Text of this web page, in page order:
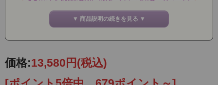
■この品はシルク100％で110～120グラムという単位で、インナーとし
て最適な質量を持った
天竺編ニットシルク生地を使用してます。（通常の品より若干シルク
の目付けがよくなっています。）
も簡単に洗濯できます。
▼ 商品説明の続きを見る ▼
価格:13,580円(税込)